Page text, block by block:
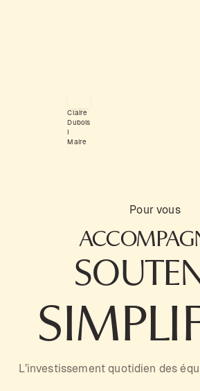
Pour vous
L’investissement quotidien des
Claire
Dubois
I
Maire